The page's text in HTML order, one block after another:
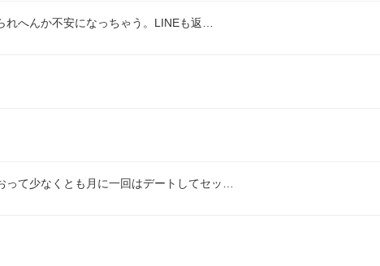
へんか不安になっちゃう。LINEも返…
て少なくとも月に一回はデートしてセッ…